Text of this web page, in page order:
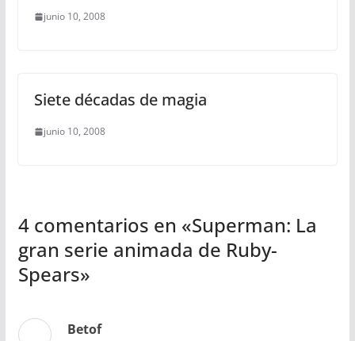
junio 10, 2008
Siete décadas de magia
junio 10, 2008
4 comentarios en «Superman: La
gran serie animada de Ruby-
Spears»
Betof